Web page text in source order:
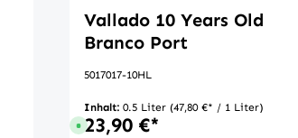
Vallado 10 Years Old
Branco Port
5017017-10HL
Inhalt: 0.5 Liter (47,80 €* / 1 Liter)
Sofort verfügbar, Lieferzeit: 1-3 Tage
23,90 €*